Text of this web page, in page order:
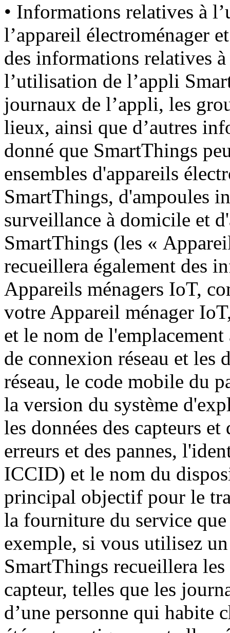
• Informations relatives à
l’appareil électroménager
des informations relatives
l’utilisation de l’appli
journaux de l’appli, les
lieux, ainsi que d’autres
donné que SmartThings
ensembles d'appareils
SmartThings, d'ampoules
surveillance à domicile et
SmartThings (les «
recueillera également des
Appareils ménagers IoT,
votre Appareil ménager
et le nom de
de connexion réseau et les
réseau, le code mobile du
la version du système
les données des capteurs
erreurs et des pannes,
ICCID) et le nom du
principal objectif pour le
la fourniture du service
exemple, si vous utilisez
SmartThings recueillera
capteur, telles que les
d’une personne qui habite